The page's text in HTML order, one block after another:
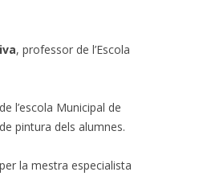
, professor de l’Escola
l’escola Municipal de
pintura dels alumnes.
la mestra especialista